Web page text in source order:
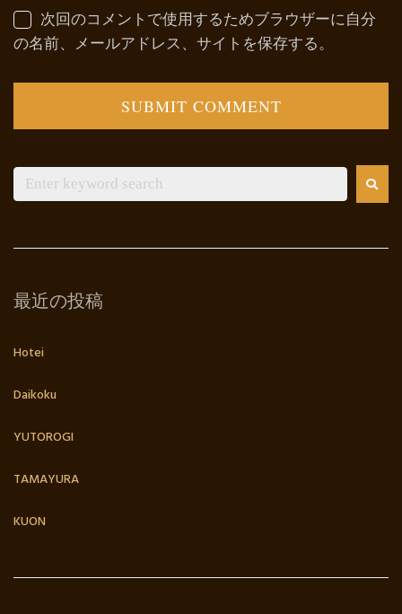
次回のコメントで使用するためブラウザーに自分
の名前、メールアドレス、サイトを保存する。
最近の投稿
Hotei
Daikoku
YUTOROGI
TAMAYURA
KUON